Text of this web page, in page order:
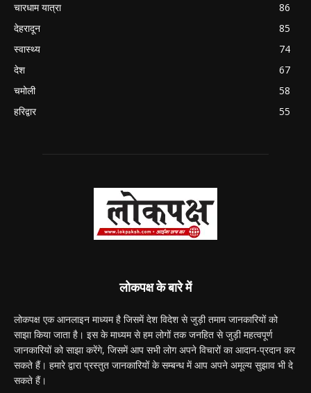
चारधाम यात्रा
86
देहरादून
85
स्वास्थ्य
74
देश
67
चमोली
58
हरिद्वार
55
लोकपक्ष के बारे में
लोकपक्ष एक आनलाइन माध्यम है जिसमें देश विदेश से जुड़ी तमाम जानकारियों को
साझा किया जाता है। इस के माध्यम से हम लोगों तक जनहित से जुड़ी महत्वपूर्ण
जानकारियों को साझा करेंगे, जिसमें आप सभी लोग अपने विचारों का आदान-प्रदान कर
सकते हैं। हमारे द्वारा प्रस्तुत जानकारियों के सम्बन्ध में आप अपने अमूल्य सुझाव भी दे
सकते हैं।